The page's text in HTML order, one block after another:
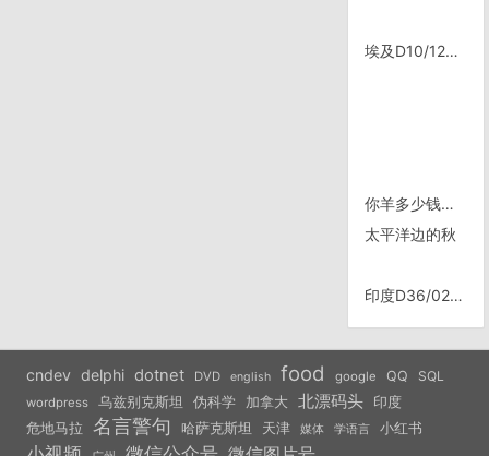
埃及D10/1209，Dahab
你羊多少钱一斤？
太平洋边的秋
印度D36/0216，Purnea
cndev delphi dotnet DVD english food google QQ SQL
wordpress 乌兹别克斯坦 伪科学 加拿大 北漂码头 印度
危地马拉 名言警句 哈萨克斯坦 天津 媒体 学语言 小红书